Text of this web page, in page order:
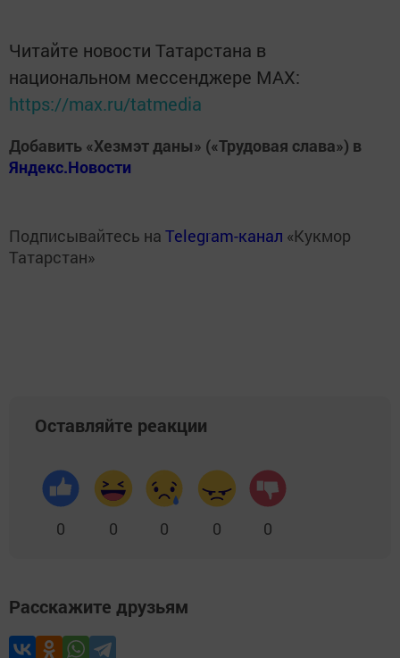
Читайте новости Татарстана в
национальном мессенджере MАХ:
https://max.ru/tatmedia
Добавить «Хезмэт даны» («Трудовая слава») в
Яндекс.Новости
Подписывайтесь на Telegram-канал «Кукмор
Татарстан»
Оставляйте реакции
0 0 0 0 0
Расскажите друзьям